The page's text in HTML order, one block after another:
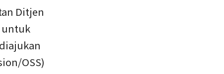
Ditjen
untuk
OSS)